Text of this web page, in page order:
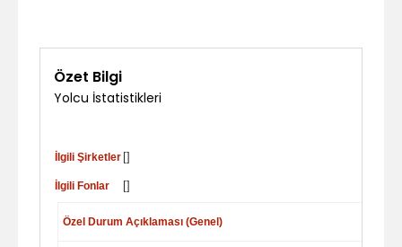
Özet Bilgi
Yolcu İstatistikleri
İlgili Şirketler []
İlgili Fonlar []
Özel Durum Açıklaması (Genel)